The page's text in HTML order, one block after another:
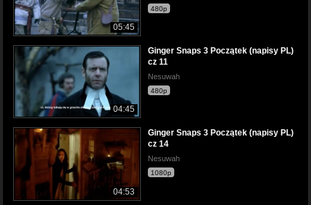
05:45
480p
04:45
Ginger Snaps 3 Początek (napisy PL)
cz 11
Nesuwah
480p
04:53
Ginger Snaps 3 Początek (napisy PL)
cz 14
Nesuwah
1080p